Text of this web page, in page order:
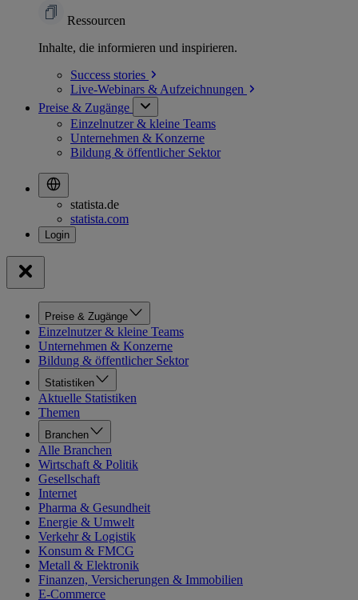
Ressourcen
Inhalte, die informieren und inspirieren.
Success stories
Live-Webinars & Aufzeichnungen
Preise & Zugänge
Einzelnutzer & kleine Teams
Unternehmen & Konzerne
Bildung & öffentlicher Sektor
statista.de
statista.com
Preise & Zugänge
Einzelnutzer & kleine Teams
Unternehmen & Konzerne
Bildung & öffentlicher Sektor
Statistiken
Aktuelle Statistiken
Themen
Branchen
Alle Branchen
Wirtschaft & Politik
Gesellschaft
Internet
Pharma & Gesundheit
Energie & Umwelt
Verkehr & Logistik
Konsum & FMCG
Metall & Elektronik
Finanzen, Versicherungen & Immobilien
E-Commerce